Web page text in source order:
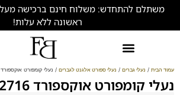
ראשונה ללא עלות!
עמוד הבית / נעלי גברים / נעלי ספורט אלגנט לגברים / נעלי קומפורט אוקספורד 1822716 שחור
נעלי קומפורט אוקספורד 1822716 שחור